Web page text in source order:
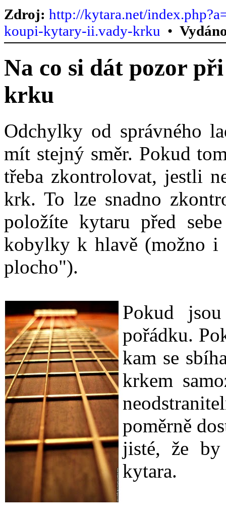
Zdroj: http://kytara.net/
koupi-kytary-ii.vady-krku •
Na co si dát pozor
krku
Odchylky od správného
mít stejný směr. Pokud
třeba zkontrolovat, jestli
krk. To lze snadno
položíte kytaru před
kobylky k hlavě (možno i
plocho").
Pokud
pořádku.
kam se
krkem
poměrně
jisté, že
kytara.